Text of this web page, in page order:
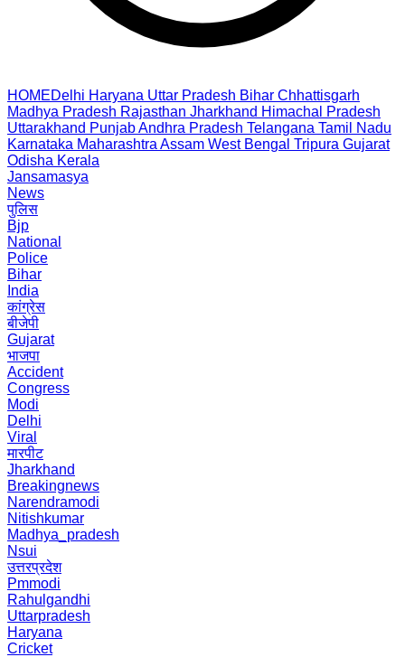
HOMEDelhi Haryana Uttar Pradesh Bihar Chhattisgarh
Madhya Pradesh Rajasthan Jharkhand Himachal Pradesh
Uttarakhand PunjabAndhra Pradesh Telangana Tamil Nadu
Karnataka Maharashtra Assam West Bengal Tripura Gujarat
Odisha Kerala
Jansamasya
News
पुलिस
Bjp
National
Police
Bihar
India
कांग्रेस
बीजेपी
Gujarat
भाजपा
Accident
Congress
Modi
Delhi
Viral
मारपीट
Jharkhand
Breakingnews
Narendramodi
Nitishkumar
Madhya_pradesh
Nsui
उत्तरप्रदेश
Pmmodi
Rahulgandhi
Uttarpradesh
Haryana
Cricket